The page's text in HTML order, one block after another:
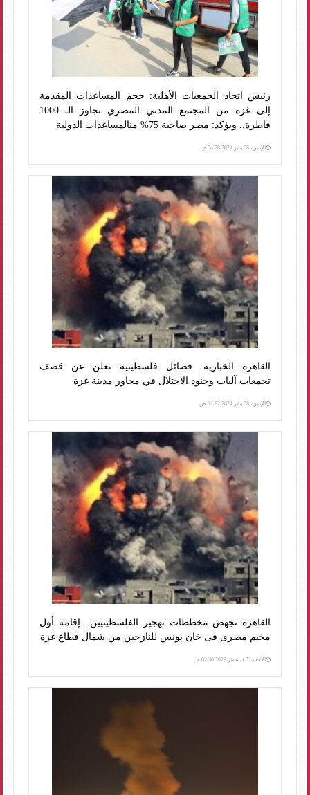
رئيس اتحاد الجمعيات الأهلية: حجم المساعدات المقدمة
إلى غزة من المجتمع المدني المصري تجاوز الـ 1000
قاطرة.. ويؤكد: مصر صاحبة 75% منالمساعدات الدولية
الإثنين، 08 يناير 2024 04:28 م
القاهرة الخبارية: فصائل فلسطينية تعلن عن قصف
تجمعات آليات وجنود الاحتلال في محاور مدينة غزة
الإثنين، 08 يناير 2024 11:32 ص
القاهرة تجهض مخططات تهجير الفلسطينيين.. إقامة أول
مخيم مصرى فى خان يونس للنازحين من شمال قطاع غزة
الأحد، 31 ديسمبر 2023 02:30 م